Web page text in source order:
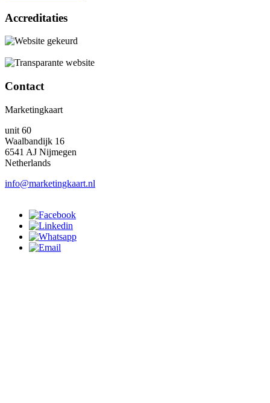
Accreditaties
Contact
Marketingkaart
unit 60
Waalbandijk 16
6541 AJ Nijmegen
Netherlands
info@marketingkaart.nl